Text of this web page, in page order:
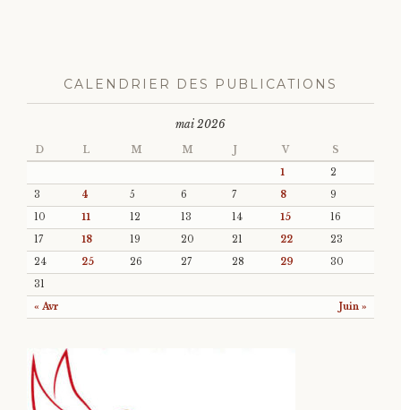
CALENDRIER DES PUBLICATIONS
mai 2026
D L M M J V S
« Avr Juin »
1
2
3
4 5 6 7 8
9
10
11 12 13 14 15
16
17
18 19 20 21 22
23
24
25 26 27 28 29
30
31